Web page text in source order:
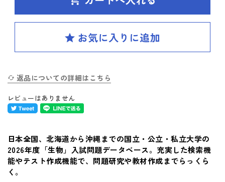
株式会社 学書
SPIRAL（スパイラル）新ラインナップ発刊
英検(R)突破
新刊 高校への準備
お買い物ガイド
よくあるご質問
返品についての詳細はこちら
レビューはありません
日本全国、北海道から沖縄までの国立・公立・私立大学の
2026年度「生物」入試問題データベース。充実した検索機
能やテスト作成機能で、問題研究や教材作成までらっくら
く。